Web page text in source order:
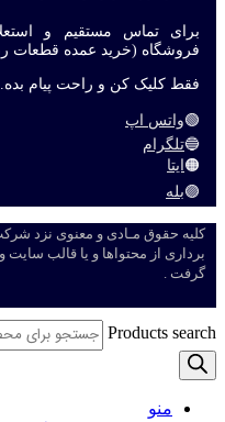
برای تماس مستقیم و
فروشگاه (خرید عمده قطعات
فقط کلیک کن و راحت پیام بده.
🟢واتس اپ
🔵تلگرام
🟠ایتا
🟣بله
کلیه حقوق مـادی و معنوی نزد
برداری از محتواها و یا قالب سایت
گرفت .
Products search
منو